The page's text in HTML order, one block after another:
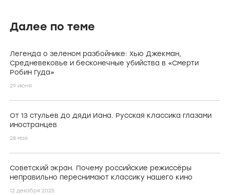
Далее по теме
Легенда о зеленом разбойнике: Хью Джекман,
Средневековье и бесконечные убийства в «Смерти
Робин Гуда»
29 июня
От 13 стульев до дяди Иана. Русская классика глазами
иностранцев
28 мая
Советский экран. Почему российские режиссёры
неправильно переснимают классику нашего кино
12 декабря 2025